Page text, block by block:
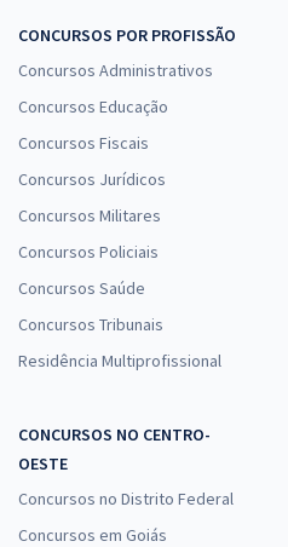
CONCURSOS POR PROFISSÃO
Concursos Administrativos
Concursos Educação
Concursos Fiscais
Concursos Jurídicos
Concursos Militares
Concursos Policiais
Concursos Saúde
Concursos Tribunais
Residência Multiprofissional
CONCURSOS NO CENTRO-
OESTE
Concursos no Distrito Federal
Concursos em Goiás